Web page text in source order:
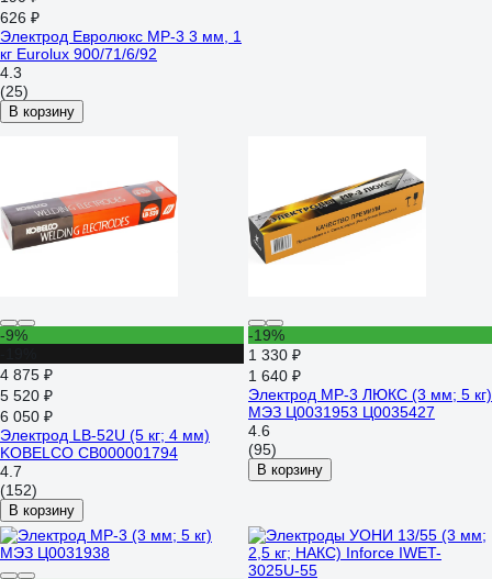
626 ₽
Электрод Евролюкс МР-3 3 мм, 1
кг Eurolux 900/71/6/92
4.3
(25)
В корзину
-9%
4 875 ₽
5 520 ₽
6 050 ₽
Электрод LB-52U (5 кг; 4 мм)
KOBELCO СВ000001794
4.7
(152)
В корзину
-19%
1 330 ₽
1 640 ₽
Электрод МР-3 ЛЮКС (3 мм; 5 кг)
МЭЗ Ц0031953 Ц0035427
4.6
(95)
В корзину